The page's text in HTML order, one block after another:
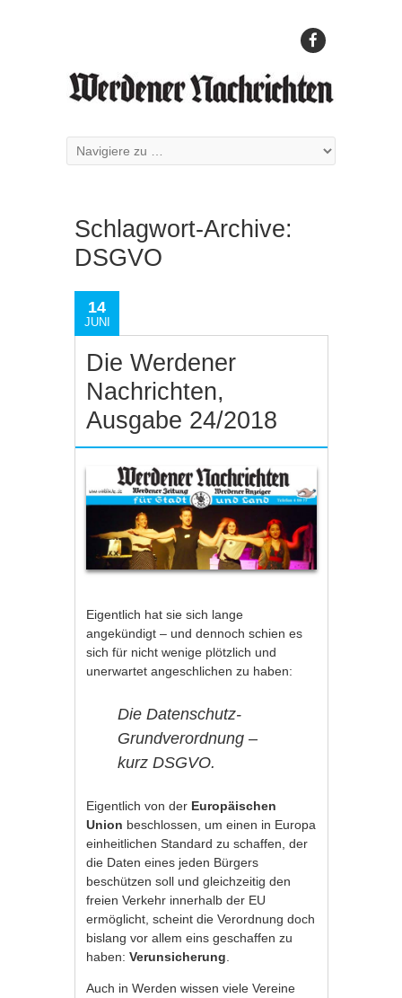
Schlagwort-Archive:
DSGVO
14
JUNI
Die Werdener
Nachrichten,
Ausgabe 24/2018
Eigentlich hat sie sich lange
angekündigt – und dennoch schien es
sich für nicht wenige plötzlich und
unerwartet angeschlichen zu haben:
Die Datenschutz-
Grundverordnung –
kurz DSGVO.
Eigentlich von der Europäischen
Union beschlossen, um einen in Europa
einheitlichen Standard zu schaffen, der
die Daten eines jeden Bürgers
beschützen soll und gleichzeitig den
freien Verkehr innerhalb der EU
ermöglicht, scheint die Verordnung doch
bislang vor allem eins geschaffen zu
haben:Verunsicherung
Auch in Werden wissen viele Vereine